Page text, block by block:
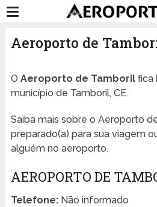
Aeroporto de
O Aeroporto de Tamborilfica
município de Tamboril, CE.
Saiba mais sobre o Aeroporto
preparado(a) para sua viagem
alguém no aeroporto.
AEROPORTO DE
Telefone:Não informado